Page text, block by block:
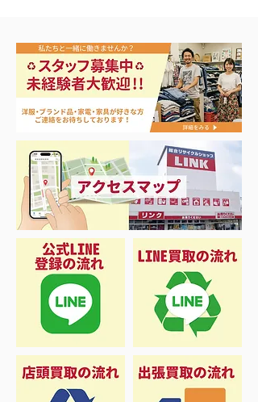
夏に向けて冷凍庫！大量
品揃え❗️